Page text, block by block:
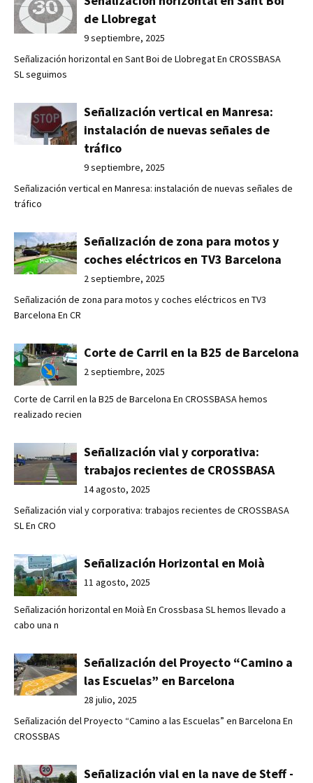
de Llobregat
9 septiembre, 2025
Señalización horizontal en Sant Boi de Llobregat En CROSSBASA
SL seguimos
Señalización vertical en Manresa:
instalación de nuevas señales de
tráfico
9 septiembre, 2025
Señalización vertical en Manresa: instalación de nuevas señales de
tráfico
Señalización de zona para motos y
coches eléctricos en TV3 Barcelona
2 septiembre, 2025
Señalización de zona para motos y coches eléctricos en TV3
Barcelona En CR
Corte de Carril en la B25 de Barcelona
2 septiembre, 2025
Corte de Carril en la B25 de Barcelona En CROSSBASA hemos
realizado recien
Señalización vial y corporativa:
trabajos recientes de CROSSBASA
14 agosto, 2025
Señalización vial y corporativa: trabajos recientes de CROSSBASA
SL En CRO
Señalización Horizontal en Moià
11 agosto, 2025
Señalización horizontal en Moià En Crossbasa SL hemos llevado a
cabo una n
Señalización del Proyecto “Camino a
las Escuelas” en Barcelona
28 julio, 2025
Señalización del Proyecto “Camino a las Escuelas” en Barcelona En
CROSSBAS
Señalización vial en la nave de Steff -